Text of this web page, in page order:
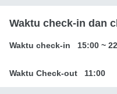
Waktu check-in dan
Waktu check-in 15:00 ~
Waktu Check-out 11:00